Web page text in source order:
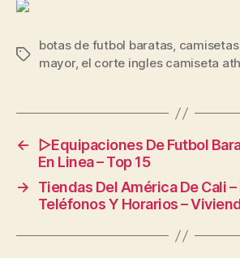
Etiquetas
botas de futbol baratas,
mayor, el corte ingles camiseta
←
▷Equipaciones De Futbol
En Linea – Top 15
→
Tiendas Del América De Cali
Teléfonos Y Horarios –